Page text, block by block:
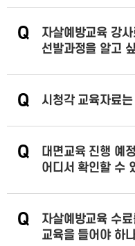
Q
자살예방교육 강
선발과정을 알고
Q 시청각 교육자료
Q
대면교육 진행 예
어디서 확인할 수
Q
자살예방교육 수
교육을 들어야 하